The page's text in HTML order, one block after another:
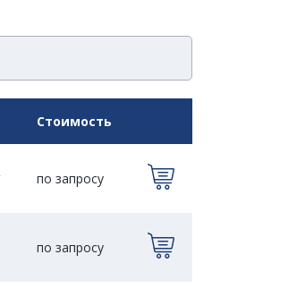
Стоимость
по запросу
по запросу